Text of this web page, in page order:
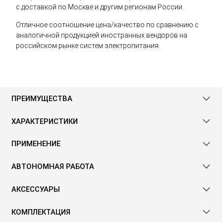
с доставкой по Москве и другим регионам России.
Отличное соотношение цена/качество по сравнению с
аналогичной продукцией иностранных вендоров на
российском рынке систем электропитания.
ПРЕИМУЩЕСТВА
ХАРАКТЕРИСТИКИ
ПРИМЕНЕНИЕ
АВТОНОМНАЯ РАБОТА
АКСЕССУАРЫ
КОМПЛЕКТАЦИЯ